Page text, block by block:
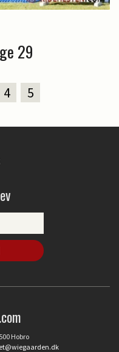
29
4 5
Hobro